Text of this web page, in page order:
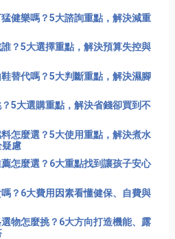
健樂嗎？5大諮詢重點，解決減重
？5大選擇重點，解決預算失控與
替代嗎？5大判斷重點，解決濕腳
5大選購重點，解決省錢卻買到不
怎麼選？5大使用重點，解決煮水
疑慮
怎麼選？6大重點找到讓孩子安心
？6大費用因素看懂健保、自費與
物怎麼挑？6大方向打造機能、露